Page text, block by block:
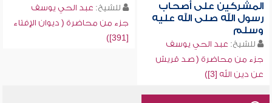
المشركين على أصحاب
رسول الله صلى الله عليه
وسلم
للشيخ: عبد الحي يوسف
جزء من محاضرة ( صد قريش
عن دين الله [3])
للشيخ: عبد الحي يوسف
جزء من محاضرة ( ديوان الإفتاء
[391])